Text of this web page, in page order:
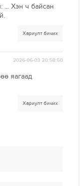
... Хэн ч байсан
Хариулт бичих
2026-06-03 20:58:50
яагаад
Хариулт бичих